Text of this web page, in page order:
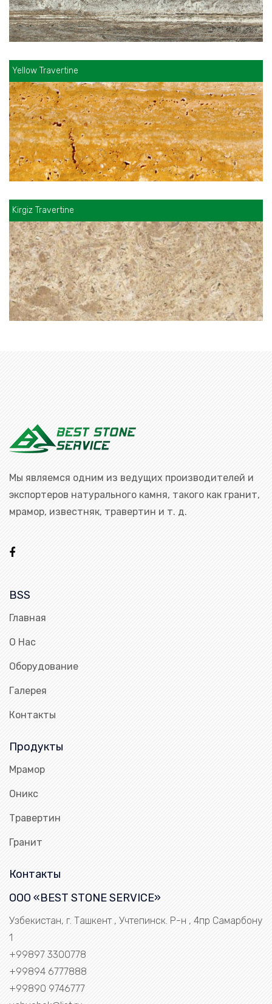
Yellow Travertine
Kirgiz Travertine
Мы являемся одним из ведущих производителей и
экспортеров натурального камня, такого как гранит,
мрамор, известняк, травертин и т. д.
BSS
Главная
О Нас
Оборудование
Галерея
Контакты
Продукты
Мрамор
Оникс
Травертин
Гранит
Контакты
ООО «BEST STONE SERVICE»
Узбекистан, г. Ташкент , Учтепинск. Р-н , 4пр Самарбону
1
+99897 3300778
+99894 6777888
+99890 9746777